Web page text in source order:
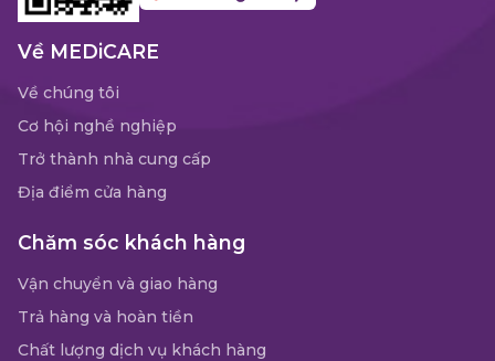
Về MEDiCARE
Về chúng tôi
Cơ hội nghề nghiệp
Trở thành nhà cung cấp
Địa điểm cửa hàng
Chăm sóc khách hàng
Vận chuyển và giao hàng
Trả hàng và hoàn tiền
Chất lượng dịch vụ khách hàng